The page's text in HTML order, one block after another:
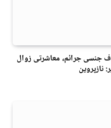
جرائم، معاشرتی زوال
نازپروین